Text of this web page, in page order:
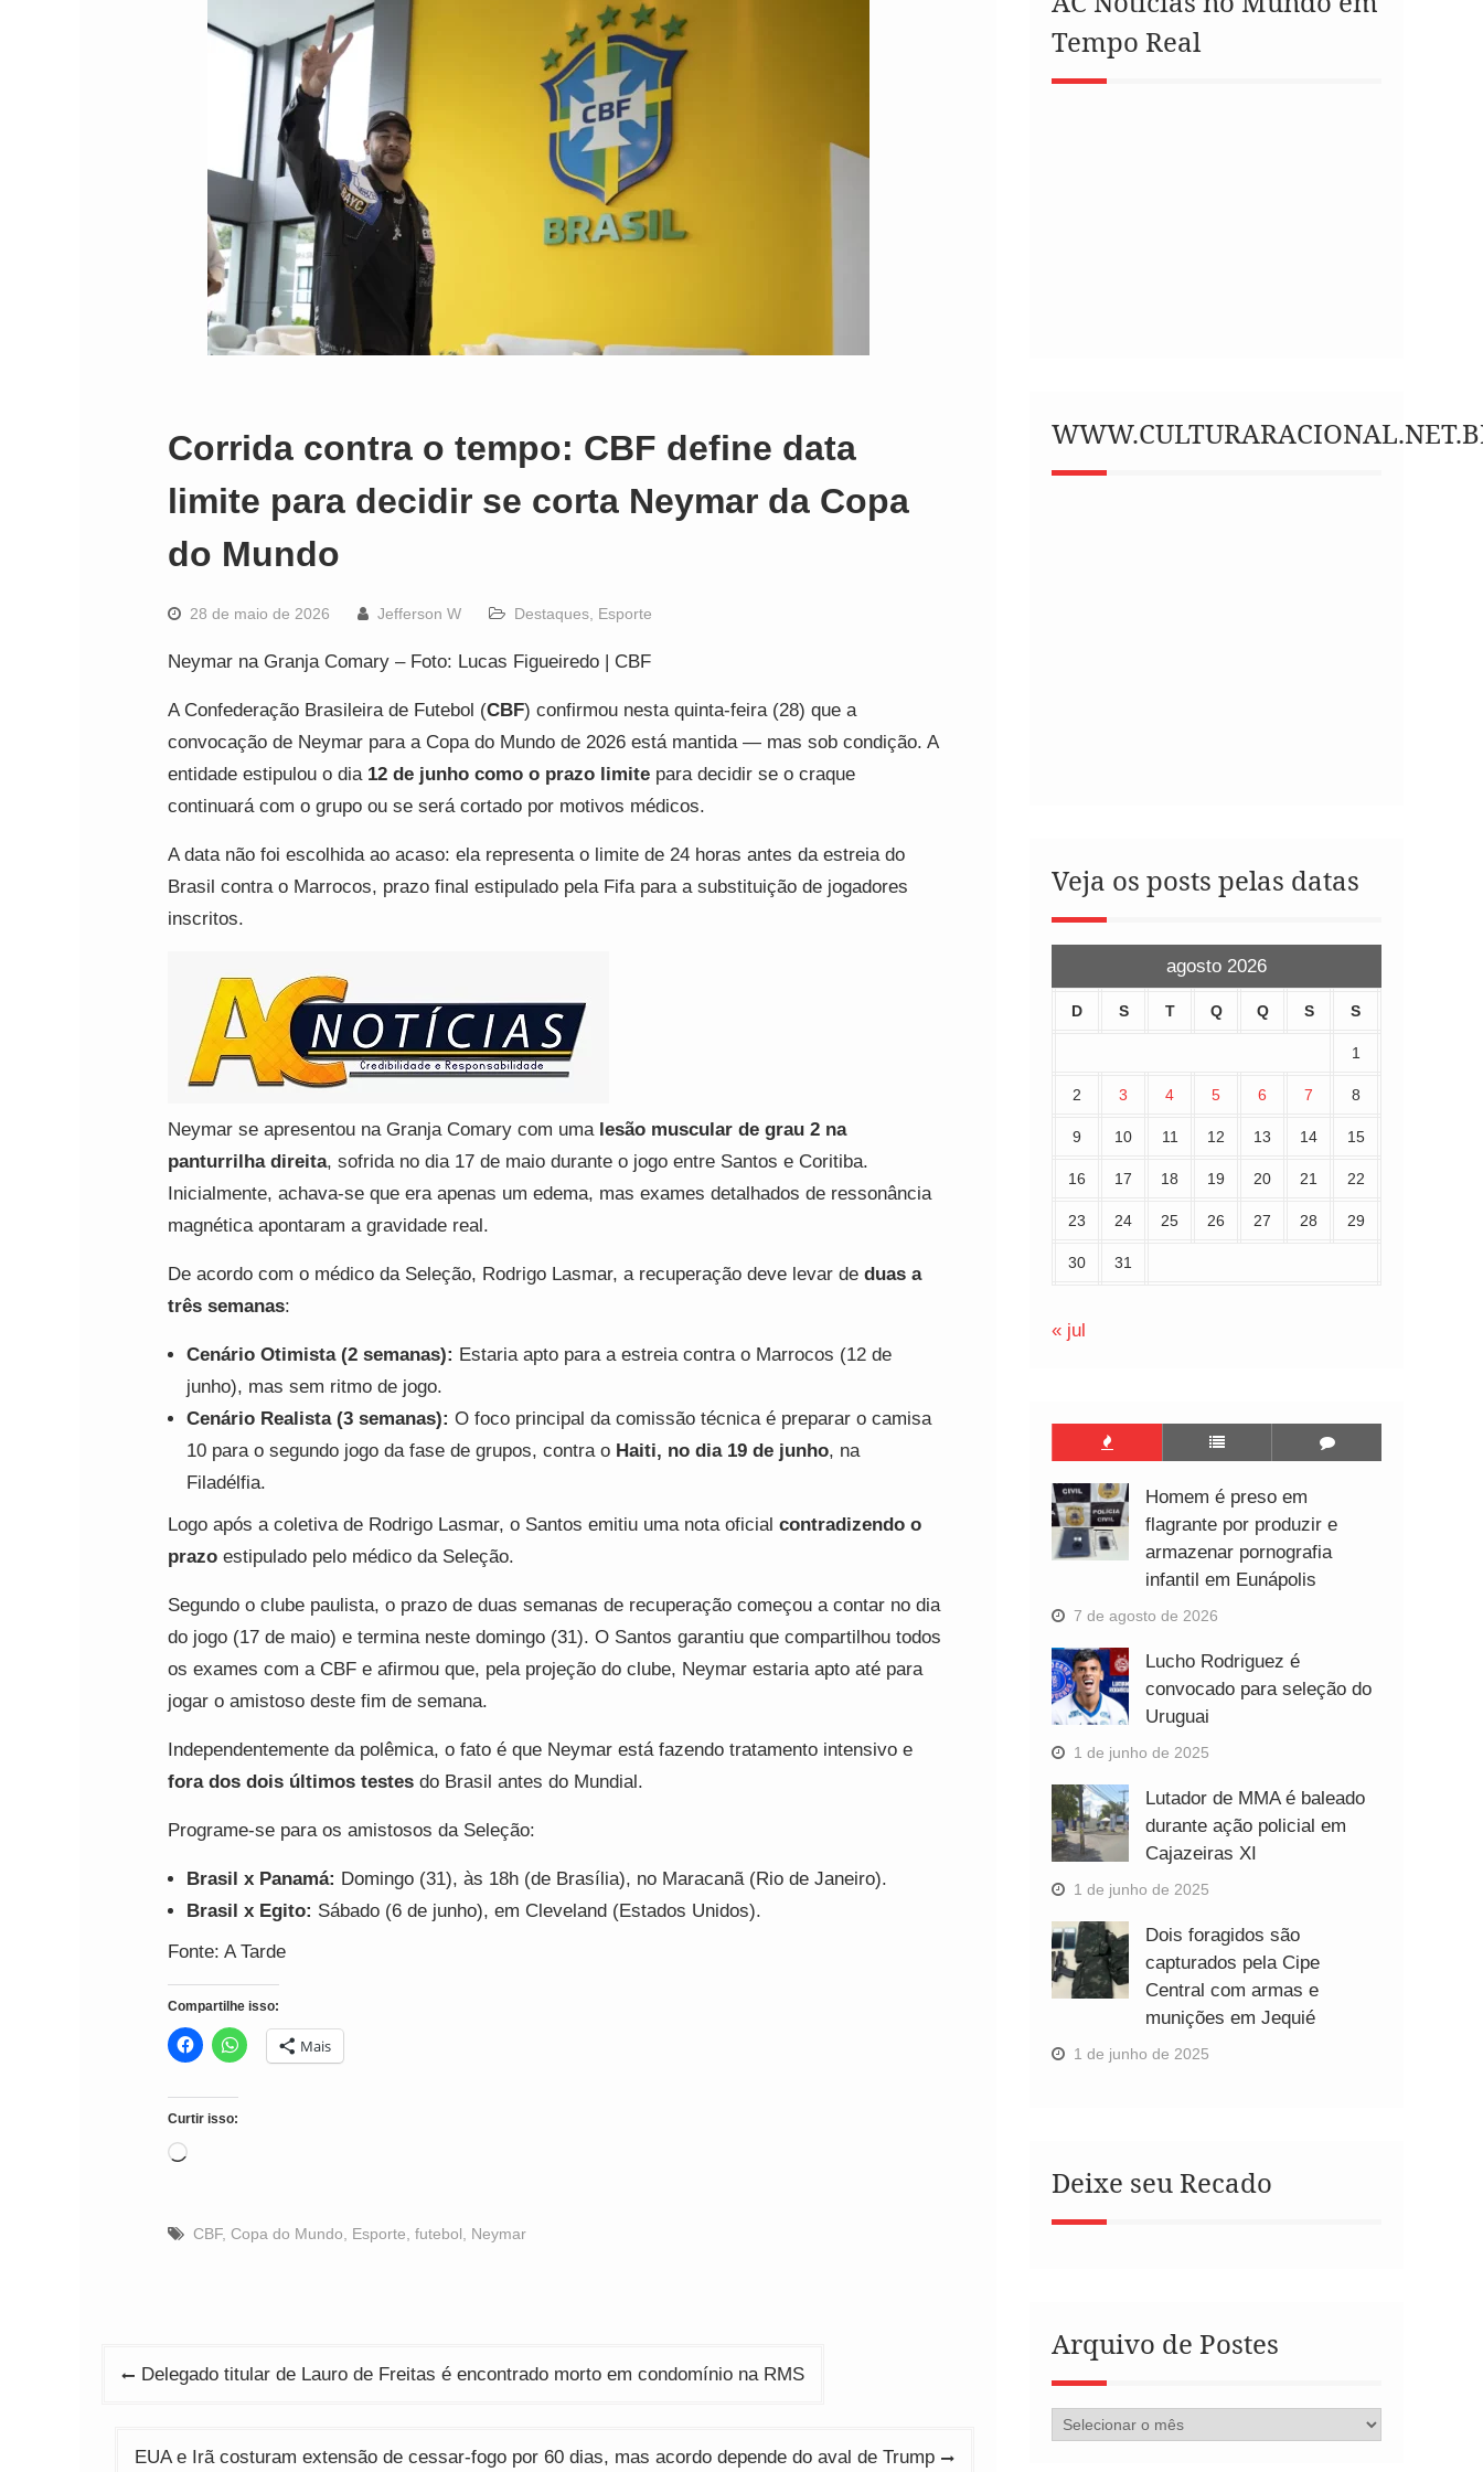
Corrida contra o tempo: CBF define data
limite para decidir se corta Neymar da Copa
do Mundo
28 de maio de 2026 Jefferson W Destaques Esporte
Neymar na Granja Comary – Foto: Lucas Figueiredo | CBF
A Confederação Brasileira de Futebol (CBF) confirmou nesta quinta-feira (28) que a
convocação de Neymar para a Copa do Mundo de 2026 está mantida — mas sob condição. A
entidade estipulou o dia 12 de junho como o prazo limite para decidir se o craque
continuará com o grupo ou se será cortado por motivos médicos.
A data não foi escolhida ao acaso: ela representa o limite de 24 horas antes da estreia do
Brasil contra o Marrocos, prazo final estipulado pela Fifa para a substituição de jogadores
inscritos.
Neymar se apresentou na Granja Comary com uma lesão muscular de grau 2 na
panturrilha direita, sofrida no dia 17 de maio durante o jogo entre Santos e Coritiba.
Inicialmente, achava-se que era apenas um edema, mas exames detalhados de ressonância
magnética apontaram a gravidade real.
De acordo com o médico da Seleção, Rodrigo Lasmar, a recuperação deve levar de duas a
três semanas:
Cenário Otimista (2 semanas): Estaria apto para a estreia contra o Marrocos (12 de
junho), mas sem ritmo de jogo.
Cenário Realista (3 semanas): O foco principal da comissão técnica é preparar o camisa
10 para o segundo jogo da fase de grupos, contra o Haiti, no dia 19 de junho, na
Filadélfia.
Logo após a coletiva de Rodrigo Lasmar, o Santos emitiu uma nota oficial contradizendo o
prazo estipulado pelo médico da Seleção.
Segundo o clube paulista, o prazo de duas semanas de recuperação começou a contar no dia
do jogo (17 de maio) e termina neste domingo (31). O Santos garantiu que compartilhou todos
os exames com a CBF e afirmou que, pela projeção do clube, Neymar estaria apto até para
jogar o amistoso deste fim de semana.
Independentemente da polêmica, o fato é que Neymar está fazendo tratamento intensivo e
fora dos dois últimos testes do Brasil antes do Mundial.
Programe-se para os amistosos da Seleção:
Brasil x Panamá: Domingo (31), às 18h (de Brasília), no Maracanã (Rio de Janeiro).
Brasil x Egito: Sábado (6 de junho), em Cleveland (Estados Unidos).
Fonte: A Tarde
Compartilhe isso:
Mais
Curtir isso:
Carregando...
CBF, Copa do Mundo Esporte futebol Neymar
Navegação
Post
Delegado titular de Lauro de Freitas é encontrado morto em condomínio na RMS
EUA e Irã costuram extensão de cessar-fogo por 60 dias, mas acordo depende do aval de Trump
Tempo Real
Veja os posts pelas datas
agosto 2026
D S T Q Q S S
1
2 3 4 5 6 7 8
9 10 11 12 13 14 15
16 17 18 19 20 21 22
23 24 25 26 27 28 29
30 31
« jul
Homem é preso em
flagrante por produzir e
armazenar pornografia
infantil em Eunápolis
7 de agosto de 2026
Lucho Rodriguez é
convocado para seleção do
Uruguai
1 de junho de 2025
Lutador de MMA é baleado
durante ação policial em
Cajazeiras XI
1 de junho de 2025
Dois foragidos são
capturados pela Cipe
Central com armas e
munições em Jequié
1 de junho de 2025
Deixe seu Recado
Arquivo de Postes
Arquivo